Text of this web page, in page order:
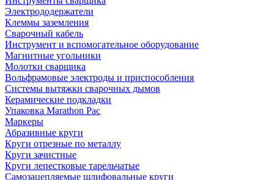
Электрододержатели
Клеммы заземления
Сварочный кабель
Инструмент и вспомогательное оборудование
Магнитные угольники
Молотки сварщика
Вольфрамовые электроды и приспособления
Системы вытяжки сварочных дымов
Керамические подкладки
Упаковка Marathon Pac
Маркеры
Абразивные круги
Круги отрезные по металлу
Круги зачистные
Круги лепестковые тарельчатые
Самозацепляемые шлифовальные круги